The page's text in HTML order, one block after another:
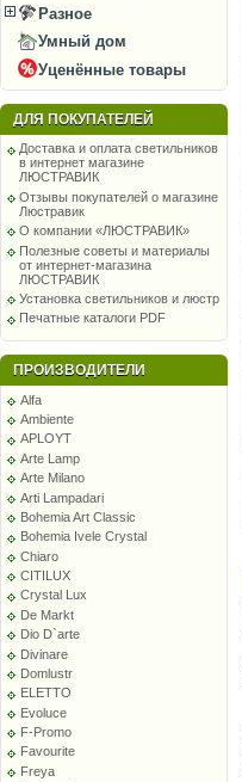
Разное
Умный дом
Уценённые товары
ДЛЯ ПОКУПАТЕЛЕЙ
Доставка и оплата светильников
в интернет магазине
ЛЮСТРАВИК
Отзывы покупателей о магазине
Люстравик
О компании «ЛЮСТРАВИК»
Полезные советы и материалы
от интернет-магазина
ЛЮСТРАВИК
Установка светильников и люстр
Печатные каталоги PDF
ПРОИЗВОДИТЕЛИ
Alfa
Ambiente
APLOYT
Arte Lamp
Arte Milano
Arti Lampadari
Bohemia Art Classic
Bohemia Ivele Crystal
Chiaro
CITILUX
Crystal Lux
De Markt
Dio D`arte
Divinare
Domlustr
ELETTO
Evoluce
F-Promo
Favourite
Freya